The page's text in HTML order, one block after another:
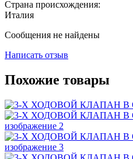
Страна происхождения:
Италия
Сообщения не найдены
Написать отзыв
Похожие товары